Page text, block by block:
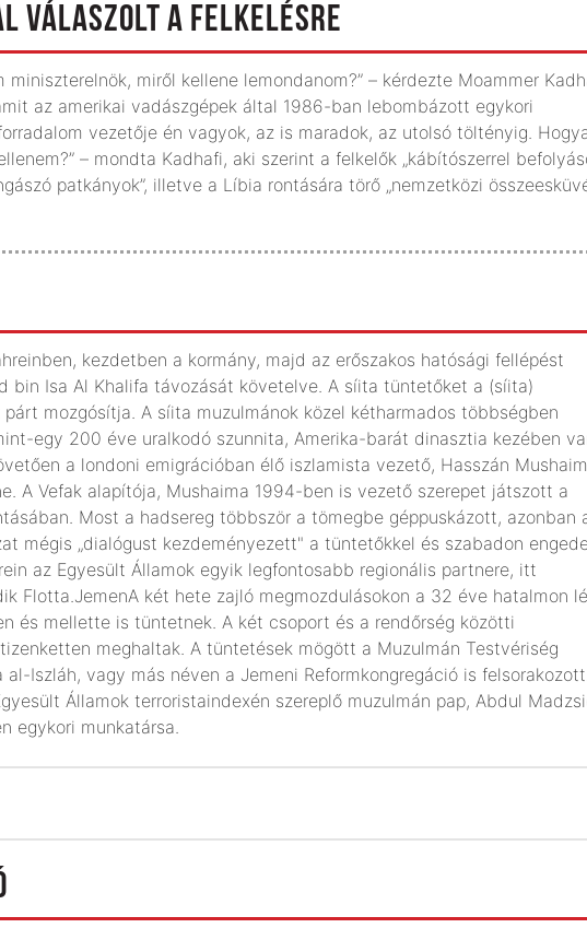
VÁLASZOLT A FELKELÉSRE
miniszterelnök, miről kellene lemondanom?” – kérdezte Moammer
az amerikai vadászgépek által 1986-ban lebombázott egykori
vezetője én vagyok, az is maradok, az utolsó töltényig.
– mondta Kadhafi, aki szerint a felkelők „kábítószerrel
patkányok”, illetve a Líbia rontására törő „nemzetközi
kezdetben a kormány, majd az erőszakos hatósági fellépést
bin Isa Al Khalifa távozását követelve. A síita tüntetőket a (síita)
mozgósítja. A síita muzulmánok közel kétharmados többségben
egy 200 éve uralkodó szunnita, Amerika-barát dinasztia kezében
a londoni emigrációban élő iszlamista vezető, Hasszán
A Vefak alapítója, Mushaima 1994-ben is vezető szerepet játszott a
Most a hadsereg többször a tömegbe géppuskázott, azonban
mégis „dialógust kezdeményezett" a tüntetőkkel és szabadon
az Egyesült Államok egyik legfontosabb regionális partnere, itt
Flotta.JemenA két hete zajló megmozdulásokon a 32 éve hatalmon
és mellette is tüntetnek. A két csoport és a rendőrség közötti
meghaltak. A tüntetések mögött a Muzulmán Testvériség
Iszláh, vagy más néven a Jemeni Reformkongregáció is
Államok terroristaindexén szereplő muzulmán pap, Abdul
egykori munkatársa.